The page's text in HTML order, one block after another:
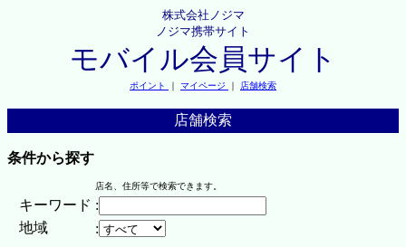
株式会社ノジマ
ノジマ携帯サイト
モバイル会員サイト
ポイント ｜ マイページ ｜ 店舗検索
店舗検索
条件から探す
店名、住所等で検索できます。
キーワード :
地域
: